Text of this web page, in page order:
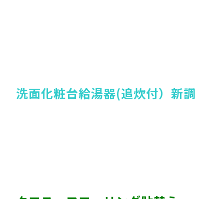
洗面化粧台給湯器(追炊付）新調